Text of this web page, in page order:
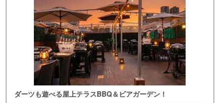
ダーツも遊べる屋上テラスBBQ＆ビアガーデン！